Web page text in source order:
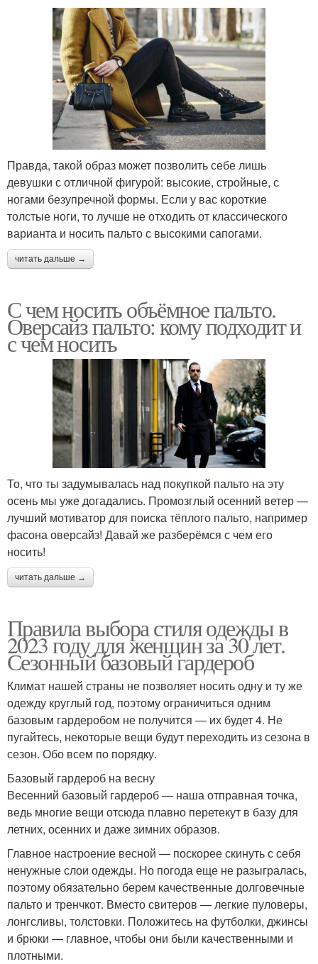
Правда, такой образ может позволить себе лишь
девушки с отличной фигурой: высокие, стройные, с
ногами безупречной формы. Если у вас короткие
толстые ноги, то лучше не отходить от классического
варианта и носить пальто с высокими сапогами.
читать дальше →
С чем носить объёмное пальто.
Оверсайз пальто: кому подходит и
с чем носить
То, что ты задумывалась над покупкой пальто на эту
осень мы уже догадались. Промозглый осенний ветер —
лучший мотиватор для поиска тёплого пальто, например
фасона оверсайз! Давай же разберёмся с чем его
носить!
читать дальше →
Правила выбора стиля одежды в
2023 году для женщин за 30 лет.
Сезонный базовый гардероб
Климат нашей страны не позволяет носить одну и ту же
одежду круглый год, поэтому ограничиться одним
базовым гардеробом не получится — их будет 4. Не
пугайтесь, некоторые вещи будут переходить из сезона в
сезон. Обо всем по порядку.
Базовый гардероб на весну
Весенний базовый гардероб — наша отправная точка,
ведь многие вещи отсюда плавно перетекут в базу для
летних, осенних и даже зимних образов.
Главное настроение весной — поскорее скинуть с себя
ненужные слои одежды. Но погода еще не разыгралась,
поэтому обязательно берем качественные долговечные
пальто и тренчкот. Вместо свитеров — легкие пуловеры,
лонгсливы, толстовки. Положитесь на футболки, джинсы
и брюки — главное, чтобы они были качественными и
плотными.